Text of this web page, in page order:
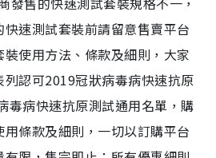
速測試套裝前請留意售賣平台
使用方法、條款及細則，大家
認可2019冠狀病毒病快速抗原
毒病快速抗原測試通用名單，購
條款及細則，一切以訂購平台